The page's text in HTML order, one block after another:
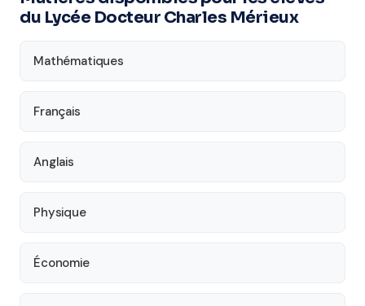
du Lycée Docteur Charles Mérieux
Mathématiques
Français
Anglais
Physique
Économie